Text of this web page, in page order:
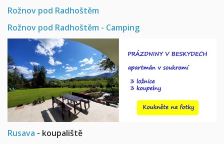
Rožnov pod Radhoštěm
Rožnov pod Radhoštěm - Camping
Rusava - koupaliště